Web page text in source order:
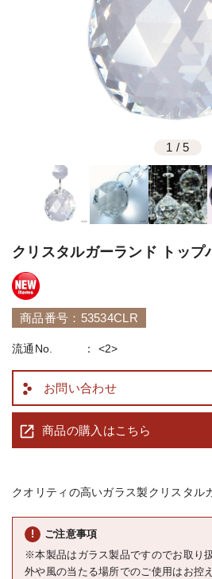
1 /5
クリスタルガーランド トップ
商品番号：53534CLR
流通No. <2>
お問い合わせ
商品の購入はこちら
クオリティの高いガラス製クリスタル
ご注意事項
※本製品はガラス製品ですのでお取り
外や風の当たる場所でのご使用はお控